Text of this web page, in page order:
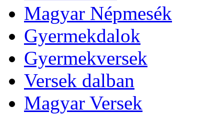
Magyar Népmesék
Gyermekdalok
Gyermekversek
Versek dalban
Magyar Versek